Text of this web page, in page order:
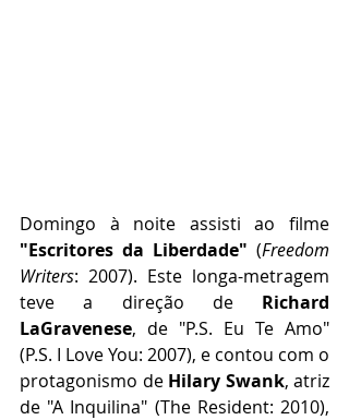
"Escritores da Liberdade" (Freedom
Writers: 2007). Este longa-metragem
teve a direção de Richard
LaGravenese, de "P.S. Eu Te Amo"
(P.S. I Love You: 2007), e contou com o
protagonismo de Hilary Swank, atriz
de "A Inquilina" (The Resident: 2010),